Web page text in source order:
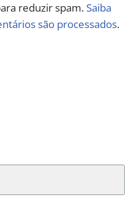
reduzir spam. Saiba
são processados.